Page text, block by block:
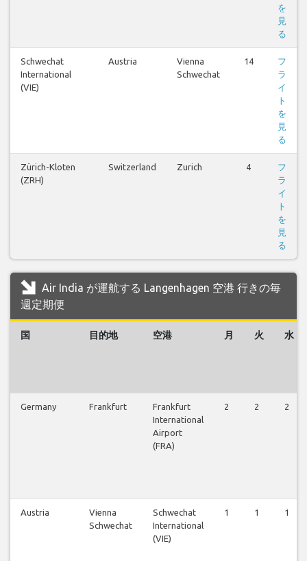
を
見
る
Schwechat
International
(VIE)
Austria
Vienna
Schwechat
14
フ
ラ
イ
ト
を
見
る
Zürich-Kloten
(ZRH)
Switzerland Zurich 4
フ
ラ
イ
ト
を
見
る
Air India が運航する Langenhagen 空港 行きの毎
週定期便
国 目的地 空港 月 火 水
Germany Frankfurt
Frankfurt
International
Airport
(FRA)
2 2 2
Austria
Vienna
Schwechat
Schwechat
International
(VIE)
1 1 1